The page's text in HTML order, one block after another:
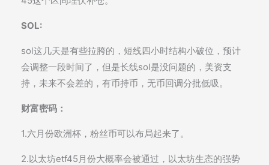
SOL:
sol这几天是有些拉胯的，短线四小时结构小破位，预计
会调整一段时间了，但是长线sol是没问题的，美资支
持，未来不会差的，有币持币，无币回调分批低吸。
财富密码：
1.六月份欧洲杯，粉丝币可以布局起来了。
2.以太坊etf45月份大概率会被通过，以太坊生态的强势